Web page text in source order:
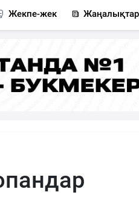
Жекпе-жек Жаңалықтар